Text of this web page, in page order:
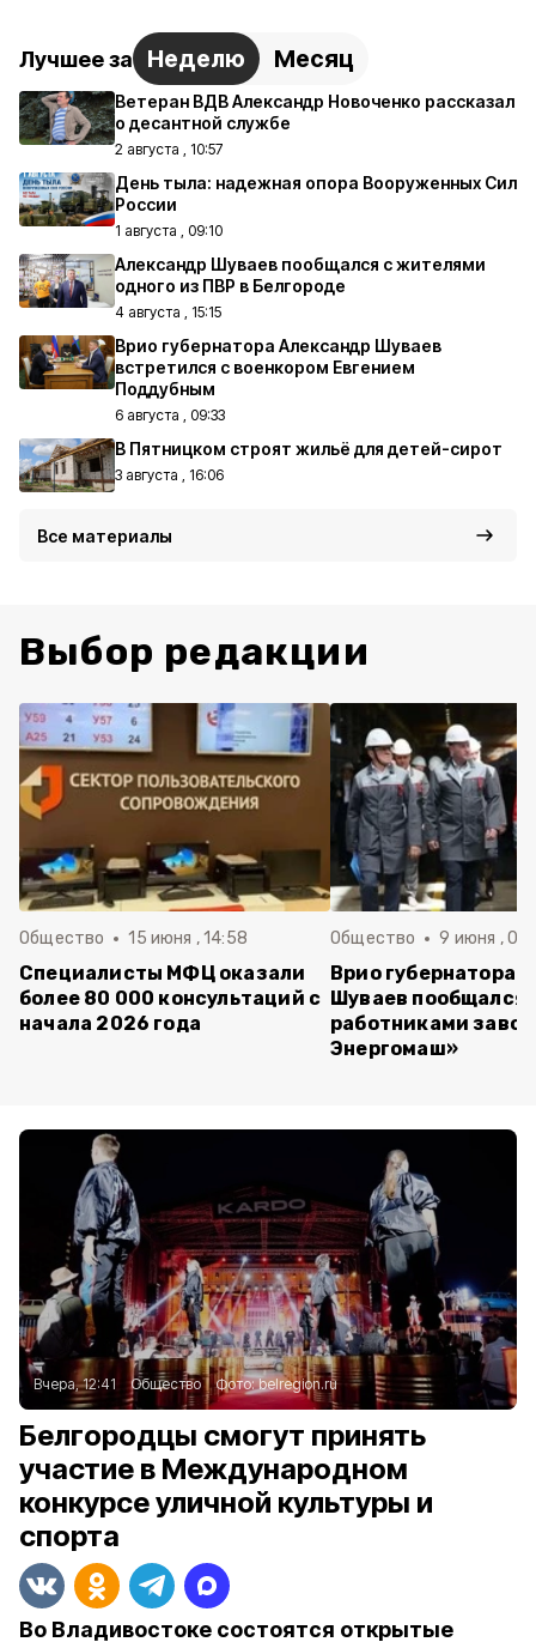
Лучшее за Неделю Месяц
Ветеран ВДВ Александр Новоченко рассказал
о десантной службе
2 августа , 10:57
День тыла: надежная опора Вооруженных Сил
России
1 августа , 09:10
Александр Шуваев пообщался с жителями
одного из ПВР в Белгороде
4 августа , 15:15
Врио губернатора Александр Шуваев
встретился с военкором Евгением
Поддубным
6 августа , 09:33
В Пятницком строят жильё для детей-сирот
3 августа , 16:06
Все материалы
Выбор редакции
Общество 15 июня , 14:58
Специалисты МФЦ оказали
более 80 000 консультаций с
начала 2026 года
Общество 9 июня ,
Врио губернатора
Шуваев пообщался
работниками
Энергомаш»
Вчера, 12:41 Общество Фото:belregion.ru
Белгородцы смогут принять
участие в Международном
конкурсе уличной культуры и
спорта
Во Владивостоке состоятся открытые